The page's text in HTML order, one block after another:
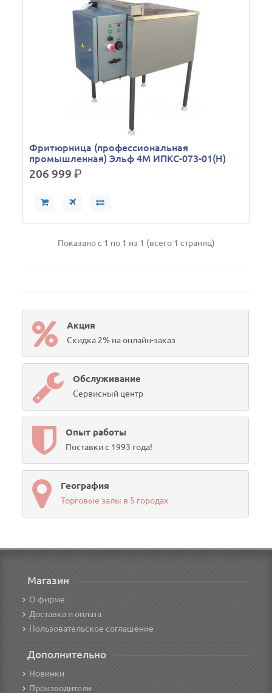
Фритюрница (профессиональная
промышленная) Эльф 4М ИПКС-073-01(Н)
206 999р.
Показано с 1 по 1 из 1 (всего 1 страниц)
Акция
Скидка 2% на онлайн-заказ
Обслуживание
Сервисный центр
Опыт работы
Поставки с 1993 года!
География
Торговые залы в 5 городах
Магазин
О фирме
Доставка и оплата
Пользовательское соглашение
Дополнительно
Новинки
Производители